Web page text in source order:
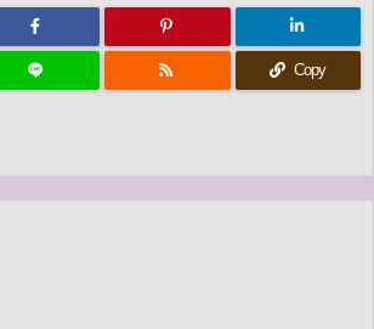
Copy